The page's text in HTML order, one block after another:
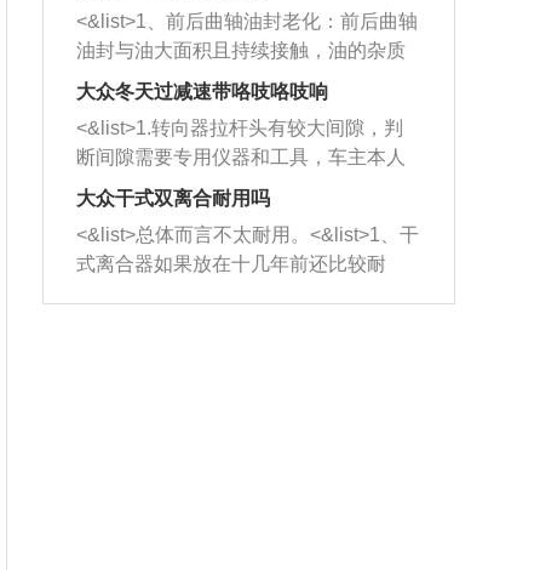
西取出来。但如果是因为积碳过多引起
的堵塞，就需要将三元催化器泡在草酸
洗剂对堵塞的情况得到解决，将清洗剂
放在燃油箱中，与燃油混合后，车辆启
动时，就可以和汽油一起进入到燃烧
室，最后形成废气排出，就可以让三元
催化器得到清洗，排气管堵塞的情况就
能够得到解决。
一圈半的练习，往右同样也要打相同的
圈数。 <&list>3、最后强调要反复练
习，这样就可以形成肌肉记忆，在真实
驾驶车辆时，不需要记忆也能打好方
向。
<&list>1、前后曲轴油封老化：前后曲轴
油封与油大面积且持续接触，油的杂质
和发动机内持续温度变化使其密封效果
逐渐减弱，导致渗油或漏油。<&list>2、
活塞间隙过大：积碳会使活塞环与缸体
的间隙扩大，导致机油流入燃烧室中，
造成烧机油。<&list>3、机油粘度。使用
机油粘度过小的话，同样会有烧机油现
象，机油粘度过小具有很好的流动性，
大众冬天过减速带咯吱咯吱响
<&list>1.转向器拉杆头有较大间隙，判
断间隙需要专用仪器和工具，车主本人
无法制作，需要将车辆送到修理厂或4s
店；<&list>2.车辆半轴套管防尘罩破
裂，破裂后会出现漏油现象，使半轴磨
损严重，磨损的半轴容易损坏，产生异
响；<&list>3.稳定器的转向胶套和球头
大众干式双离合耐用吗
<&list>总体而言不太耐用。<&list>1、干
式离合器如果放在十几年前还比较耐